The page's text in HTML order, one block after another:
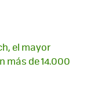
el mayor
más de 14.000